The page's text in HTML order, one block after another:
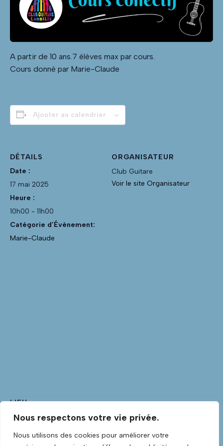
Nous respectons votre vie privée.
Nous utilisons des cookies pour améliorer votre
A partir de 10 ans.7 élèves max par cours.
Cours donné par Marie-Claude
Ajouter au calendrier
DÉTAILS
Date :
17 mai 2025
Heure :
10h00 - 11h00
Catégorie d’Évènement:
Marie-Claude
ORGANISATEUR
Club Guitare
Voir le site Organisateur
LIEU
Club Guitare